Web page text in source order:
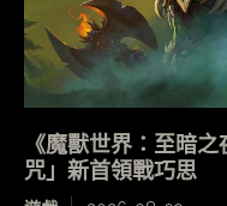
《魔獸世界：至暗
咒」新首領戰巧思